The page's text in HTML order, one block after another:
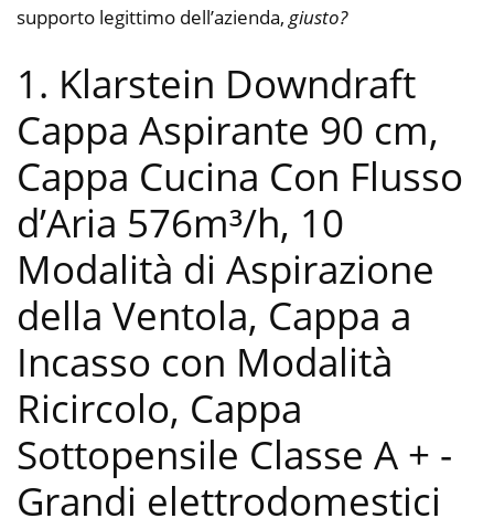
supporto legittimo dell’azienda, giusto?
1. Klarstein Downdraft
Cappa Aspirante 90 cm,
Cappa Cucina Con Flusso
d’Aria 576m³/h, 10
Modalità di Aspirazione
della Ventola, Cappa a
Incasso con Modalità
Ricircolo, Cappa
Sottopensile Classe A + -
Grandi elettrodomestici